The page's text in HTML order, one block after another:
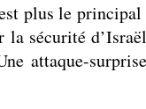
plus le
sécurité
attaque-